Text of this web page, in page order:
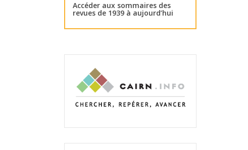
Accéder aux sommaires des
revues de 1939 à aujourd’hui